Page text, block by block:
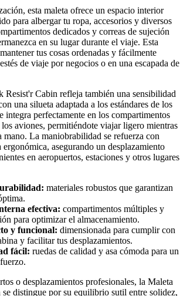
esta maleta ofrece un espacio interior
para albergar tu ropa, accesorios y diversos
dedicados y correas de sujeción
en su lugar durante el viaje. Esta
tus cosas ordenadas y fácilmente
de viaje por negocios o en una escapada de
Resist'r Cabin refleja también una sensibilidad
una silueta adaptada a los estándares de los
integra perfectamente en los compartimentos
aviones, permitiéndote viajar ligero mientras
mano. La maniobrabilidad se refuerza con
ergonómica, asegurando un desplazamiento
en aeropuertos, estaciones y otros lugares
materiales robustos que garantizan
efectiva: compartimentos múltiples y
para optimizar el almacenamiento.
y funcional: dimensionada para cumplir con
y facilitar tus desplazamientos.
fácil: ruedas de calidad y asa cómoda para un
o desplazamientos profesionales, la Maleta
distingue por su equilibrio sutil entre solidez,